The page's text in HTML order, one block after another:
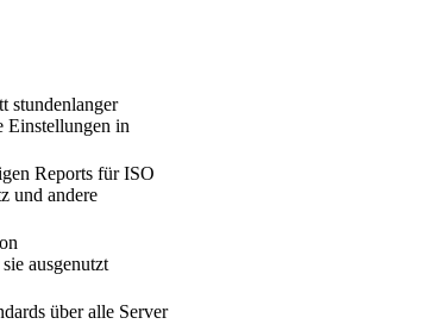
stundenlanger
Einstellungen in
Reports für ISO
und andere
ausgenutzt
über alle Server